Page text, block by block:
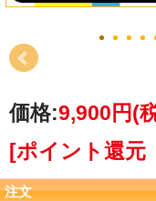
価格:9,900円(
[ポイント還
注文